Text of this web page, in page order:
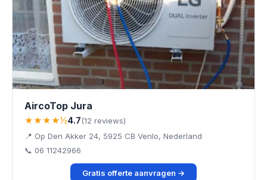
AircoTop Jura
★★★★½4.7(12 reviews)
📍 Op Den Akker 24, 5925 CB Venlo, Nederland
📞 06 11242966
Gratis offerte aanvragen →